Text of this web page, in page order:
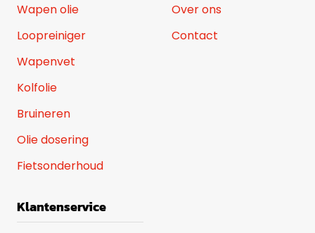
Wapen olie
Loopreiniger
Wapenvet
Kolfolie
Bruineren
Olie dosering
Fietsonderhoud
Over ons
Contact
Klantenservice